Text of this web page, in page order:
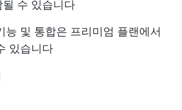
수 있습니다
능 및 통합은 프리미엄 플랜에서
있습니다